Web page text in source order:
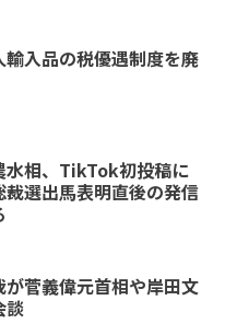
輸入品の税優遇制度を廃
水相、TikTok初投稿に
選出馬表明直後の発信
が菅義偉元首相や岸田文
談